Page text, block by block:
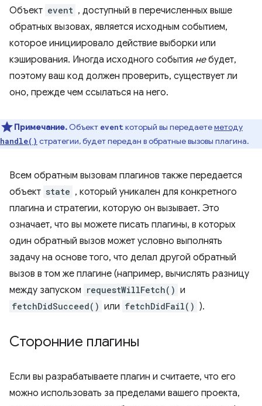
Объект event , доступный в перечисленных выше
обратных вызовах, является исходным событием,
которое инициировало действие выборки или
кэширования. Иногда исходного события небудет,
поэтому ваш код должен проверить, существует ли
оно, прежде чем ссылаться на него.
Примечание. Объект event который вы передаетеметоду
handle() стратегии, будет передан в обратные вызовы плагина.
Всем обратным вызовам плагинов также передается
объект state , который уникален для конкретного
плагина и стратегии, которую он вызывает. Это
означает, что вы можете писать плагины, в которых
один обратный вызов может условно выполнять
задачу на основе того, что делал другой обратный
вызов в том же плагине (например, вычислять разницу
между запуском requestWillFetch() и
fetchDidSucceed() или fetchDidFail() ).
Сторонние плагины
Если вы разрабатываете плагин и считаете, что его
можно использовать за пределами вашего проекта,